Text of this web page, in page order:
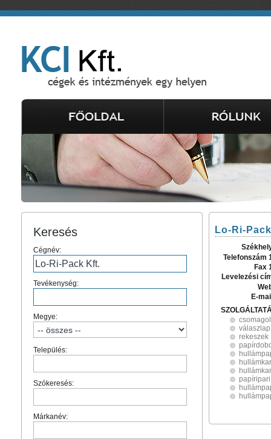
Keresés
Cégnév:
Tevékenység:
Megye:
Település:
Szókeresés:
Márkanév:
Lo-Ri-
Telefonszám
Fax
Levelezési
E-
válaszlap
rekeszek